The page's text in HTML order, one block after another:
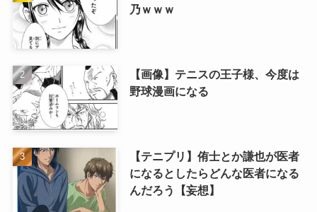
乃ｗｗｗ
【画像】テニスの王子様、今度は
野球漫画になる
【テニプリ】侑士とか謙也が医者
になるとしたらどんな医者になる
んだろう【妄想】